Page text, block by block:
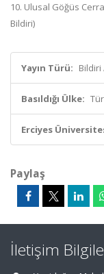
10. Ulusal Göğüs
Bildiri)
Yayın Türü: Bildiri
Basıldığı Ülke:
Erciyes
Paylaş
İletişim